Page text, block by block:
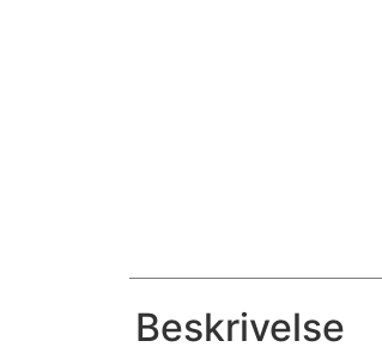
Beskrivelse